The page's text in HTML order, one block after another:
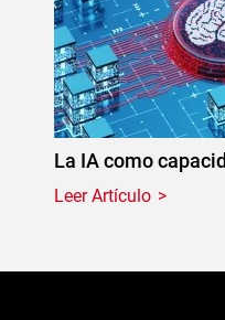
La IA como
Leer Artículo